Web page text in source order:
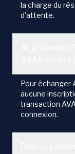
la charge du
d'attente.
Pour échanger
aucune
transaction
connexion.